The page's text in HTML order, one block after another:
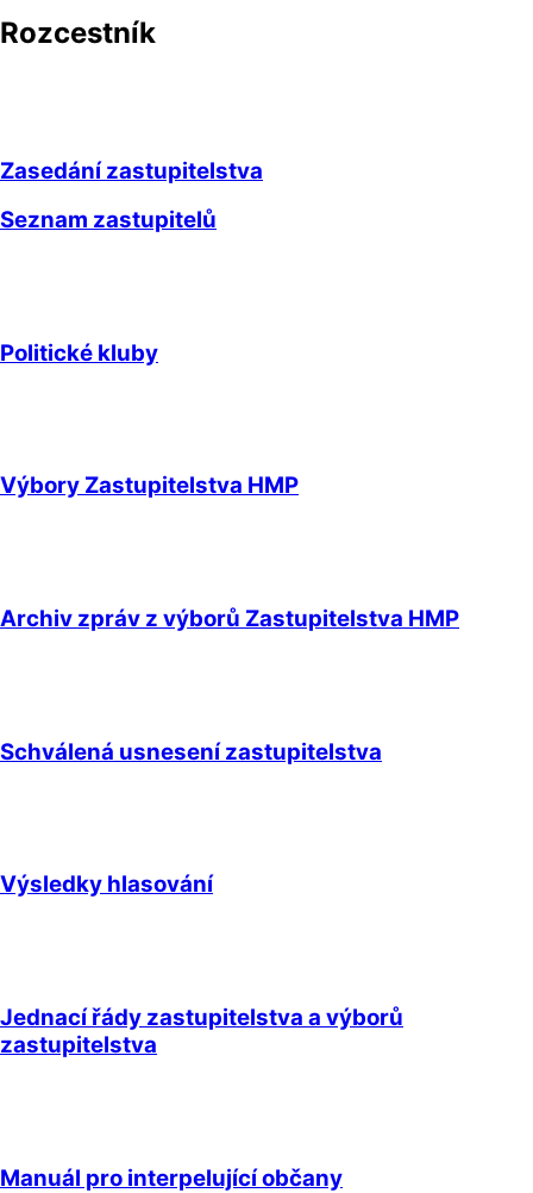
Rozcestník
Zasedání zastupitelstva
Seznam zastupitelů
Politické kluby
Výbory Zastupitelstva HMP
Archiv zpráv z výborů Zastupitelstva HMP
Schválená usnesení zastupitelstva
Výsledky hlasování
Jednací řády zastupitelstva a výborů
zastupitelstva
Manuál pro interpelující občany